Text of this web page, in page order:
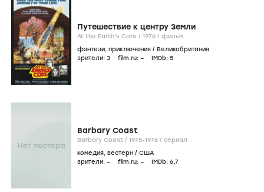
Путешествие к центру Земли
At the Earth's Core / 1976 / фильм
фэнтези, приключения / Великобритания
зрители: 3 film.ru: – IMDb: 5
Barbary Coast
Barbary Coast / 1975-1976 / сериал
комедия, вестерн / США
зрители: – film.ru: – IMDb: 6,7